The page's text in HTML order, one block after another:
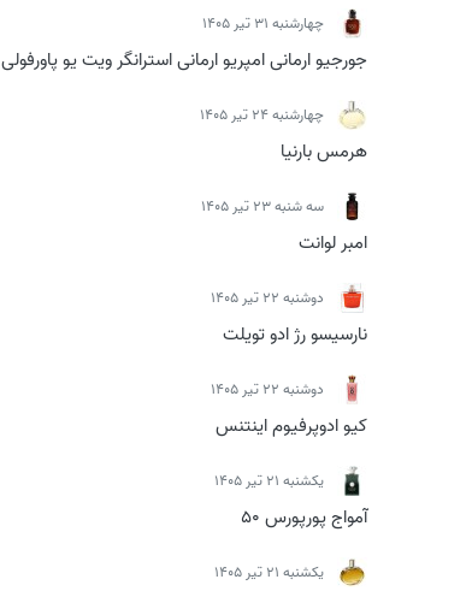
چهارشنبه 31 تیر 1405
جورجیو ارمانی امپریو ارمانی استرانگر ویت یو پاورفولی
چهارشنبه 24 تیر 1405
هرمس بارنیا
سه شنبه 23 تیر 1405
امبر لوانت
دوشنبه 22 تیر 1405
نارسیسو رژ ادو تویلت
دوشنبه 22 تیر 1405
کیو ادوپرفیوم اینتنس
يكشنبه 21 تیر 1405
آمواج پورپورس 50
يكشنبه 21 تیر 1405